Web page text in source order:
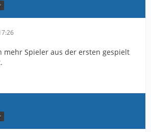
mehr Spieler aus der ersten gespielt